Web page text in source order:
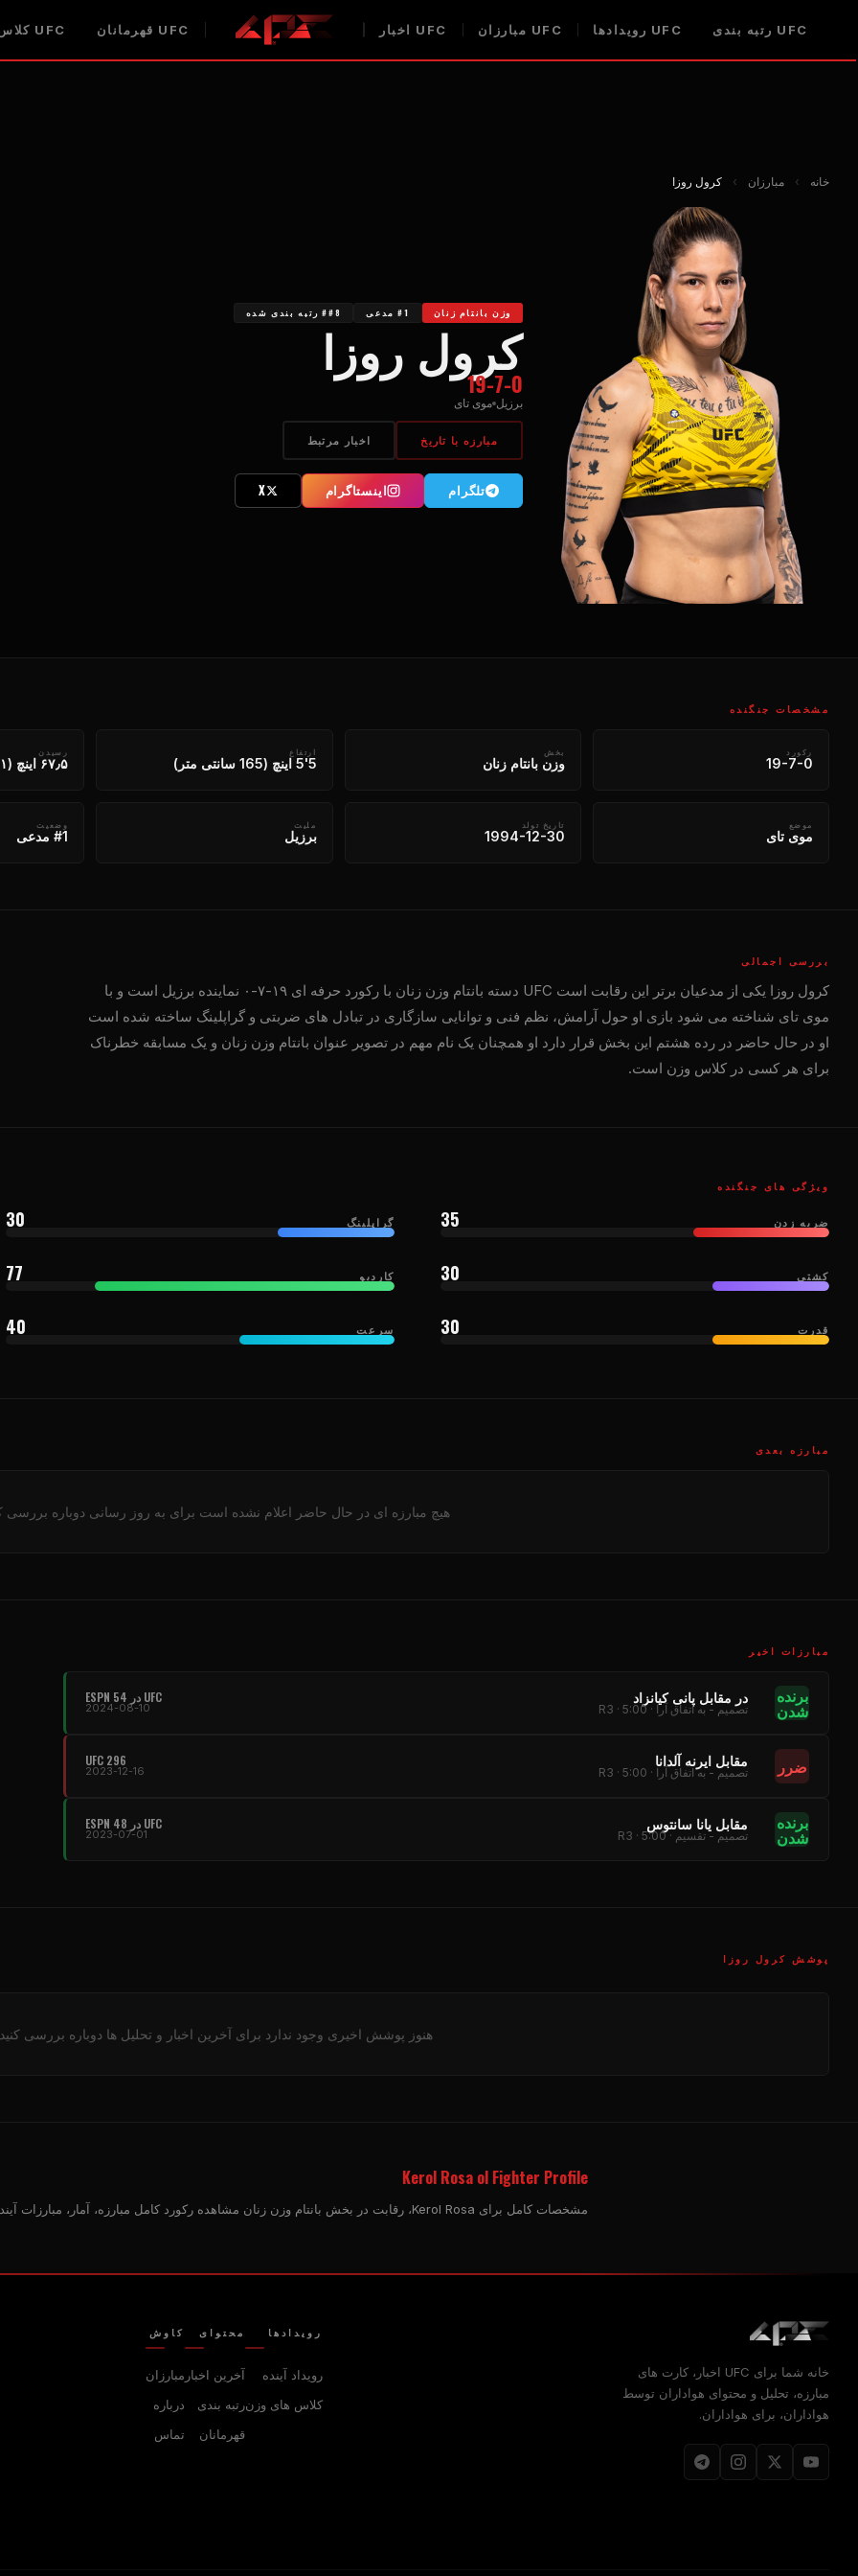
UFC رتبه بندی UFC رویدادها UFC مبارزان UFC اخبار UFC قهرمانان UFC
خانه › مبارزان › کرول روزا
وزن بانتام زنان #1 مدعی ##8 رتبه بندی شده
کرول روزا
19-7-0
برزیل موی تای
مبارزه با تاریخ اخبار مرتبط
تلگرام اینستاگرام X
مشخصات جنگنده
رکورد
19-7-0
بخش
وزن بانتام زنان
ارتفاع
5'5 اینچ (165 سانتی متر)
رسیدن
۶۷٫۵ اینچ (۱۷۱ سانتیمتر)
موضع
موی تای
تاریخ تولد
1994-12-30
ملیت
برزیل
وضعیت
#1 مدعی
بررسی اجمالی
کرول روزا یکی از مدعیان برتر این رقابت است UFC
دسته بانتام وزن زنان با رکورد حرفه ای ۱۹-۷-۰ نماینده برزیل است و با
موی تای شناخته می شود بازی او حول آرامش، نظم فنی و توانایی سازگاری در تبادل های ضربتی و گراپلینگ ساخته شده است
او در حال حاضر در رده هشتم این بخش قرار دارد او همچنان یک نام مهم در تصویر عنوان بانتام وزن زنان و یک مسابقه خطرناک
برای هر کسی در کلاس وزن است.
ویژگی های جنگنده
ضربه زدن 35 گراپلینگ 30
کشتی 30 کاردیو 77
قدرت 30 سرعت 40
مبارزه بعدی
هیچ مبارزه ای در حال حاضر اعلام نشده است برای به روز رسانی دوباره بررسی
مبارزات اخیر
برنده
شدن
در مقابل پانی کیانزاد
تصمیم - به اتفاق آرا · R3 · 5:00
UFC در ESPN 54
2024-08-10
ضرر مقابل ایرنه آلدانا
تصمیم - به اتفاق آرا · R3 · 5:00
UFC 296
2023-12-16
برنده
شدن
مقابل یانا سانتوس
تصمیم - تقسیم · R3 · 5:00
UFC در ESPN 48
2023-07-01
پوشش کرول روزا
هنوز پوشش اخیری وجود ندارد برای آخرین اخبار و تحلیل ها دوباره بررسی
Kerol Rosa ol Fighter Profile
مشخصات کامل برای Kerol Rosa، رقابت در بخش بانتام وزن زنان مشاهده رکورد کامل مبارزه، آمار، مبارزات آینده، و پوشش خبری مرتبط.
خانه شما برای UFC اخبار، کارت های
مبارزه، تحلیل و محتوای هواداران توسط
هواداران، برای هواداران.
رویدادها
رویداد آینده
کلاس های وزن
محتوای
آخرین اخبار
رتبه بندی
قهرمانان
کاوش
مبارزان
درباره
تماس